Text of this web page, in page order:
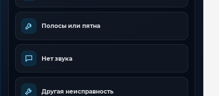
Полосы или пятна
Нет звука
Другая неисправность